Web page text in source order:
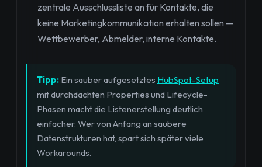
zentrale Ausschlussliste an für Kontakte, die
keine Marketingkommunikation erhalten sollen —
Wettbewerber, Abmelder, interne Kontakte.
Tipp: Ein sauber aufgesetztes HubSpot-Setup
mit durchdachten Properties und Lifecycle-
Phasen macht die Listenerstellung deutlich
einfacher. Wer von Anfang an saubere
Datenstrukturen hat, spart sich später viele
Workarounds.